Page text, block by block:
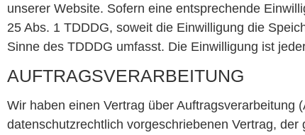
unserer Website. Sofern eine entsprechende
25 Abs. 1 TDDDG, soweit die Einwilligung die
Sinne des TDDDG umfasst. Die Einwilligung ist
AUFTRAGSVERARBEITUNG
Wir haben einen Vertrag über Auftragsverarbeitung
datenschutzrechtlich vorgeschriebenen Vertrag,